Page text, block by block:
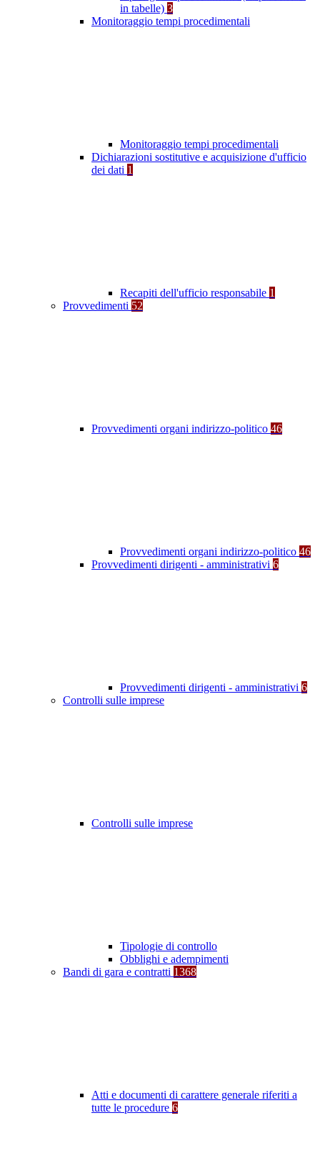
in tabelle) 3
Monitoraggio tempi procedimentali
Monitoraggio tempi procedimentali
Dichiarazioni sostitutive e acquisizione d'ufficio
dei dati 1
Recapiti dell'ufficio responsabile 1
Provvedimenti 52
Provvedimenti organi indirizzo-politico 46
Provvedimenti organi indirizzo-politico 46
Provvedimenti dirigenti - amministrativi 6
Provvedimenti dirigenti - amministrativi 6
Controlli sulle imprese
Controlli sulle imprese
Tipologie di controllo
Obblighi e adempimenti
Bandi di gara e contratti 1368
Atti e documenti di carattere generale riferiti a
tutte le procedure 6